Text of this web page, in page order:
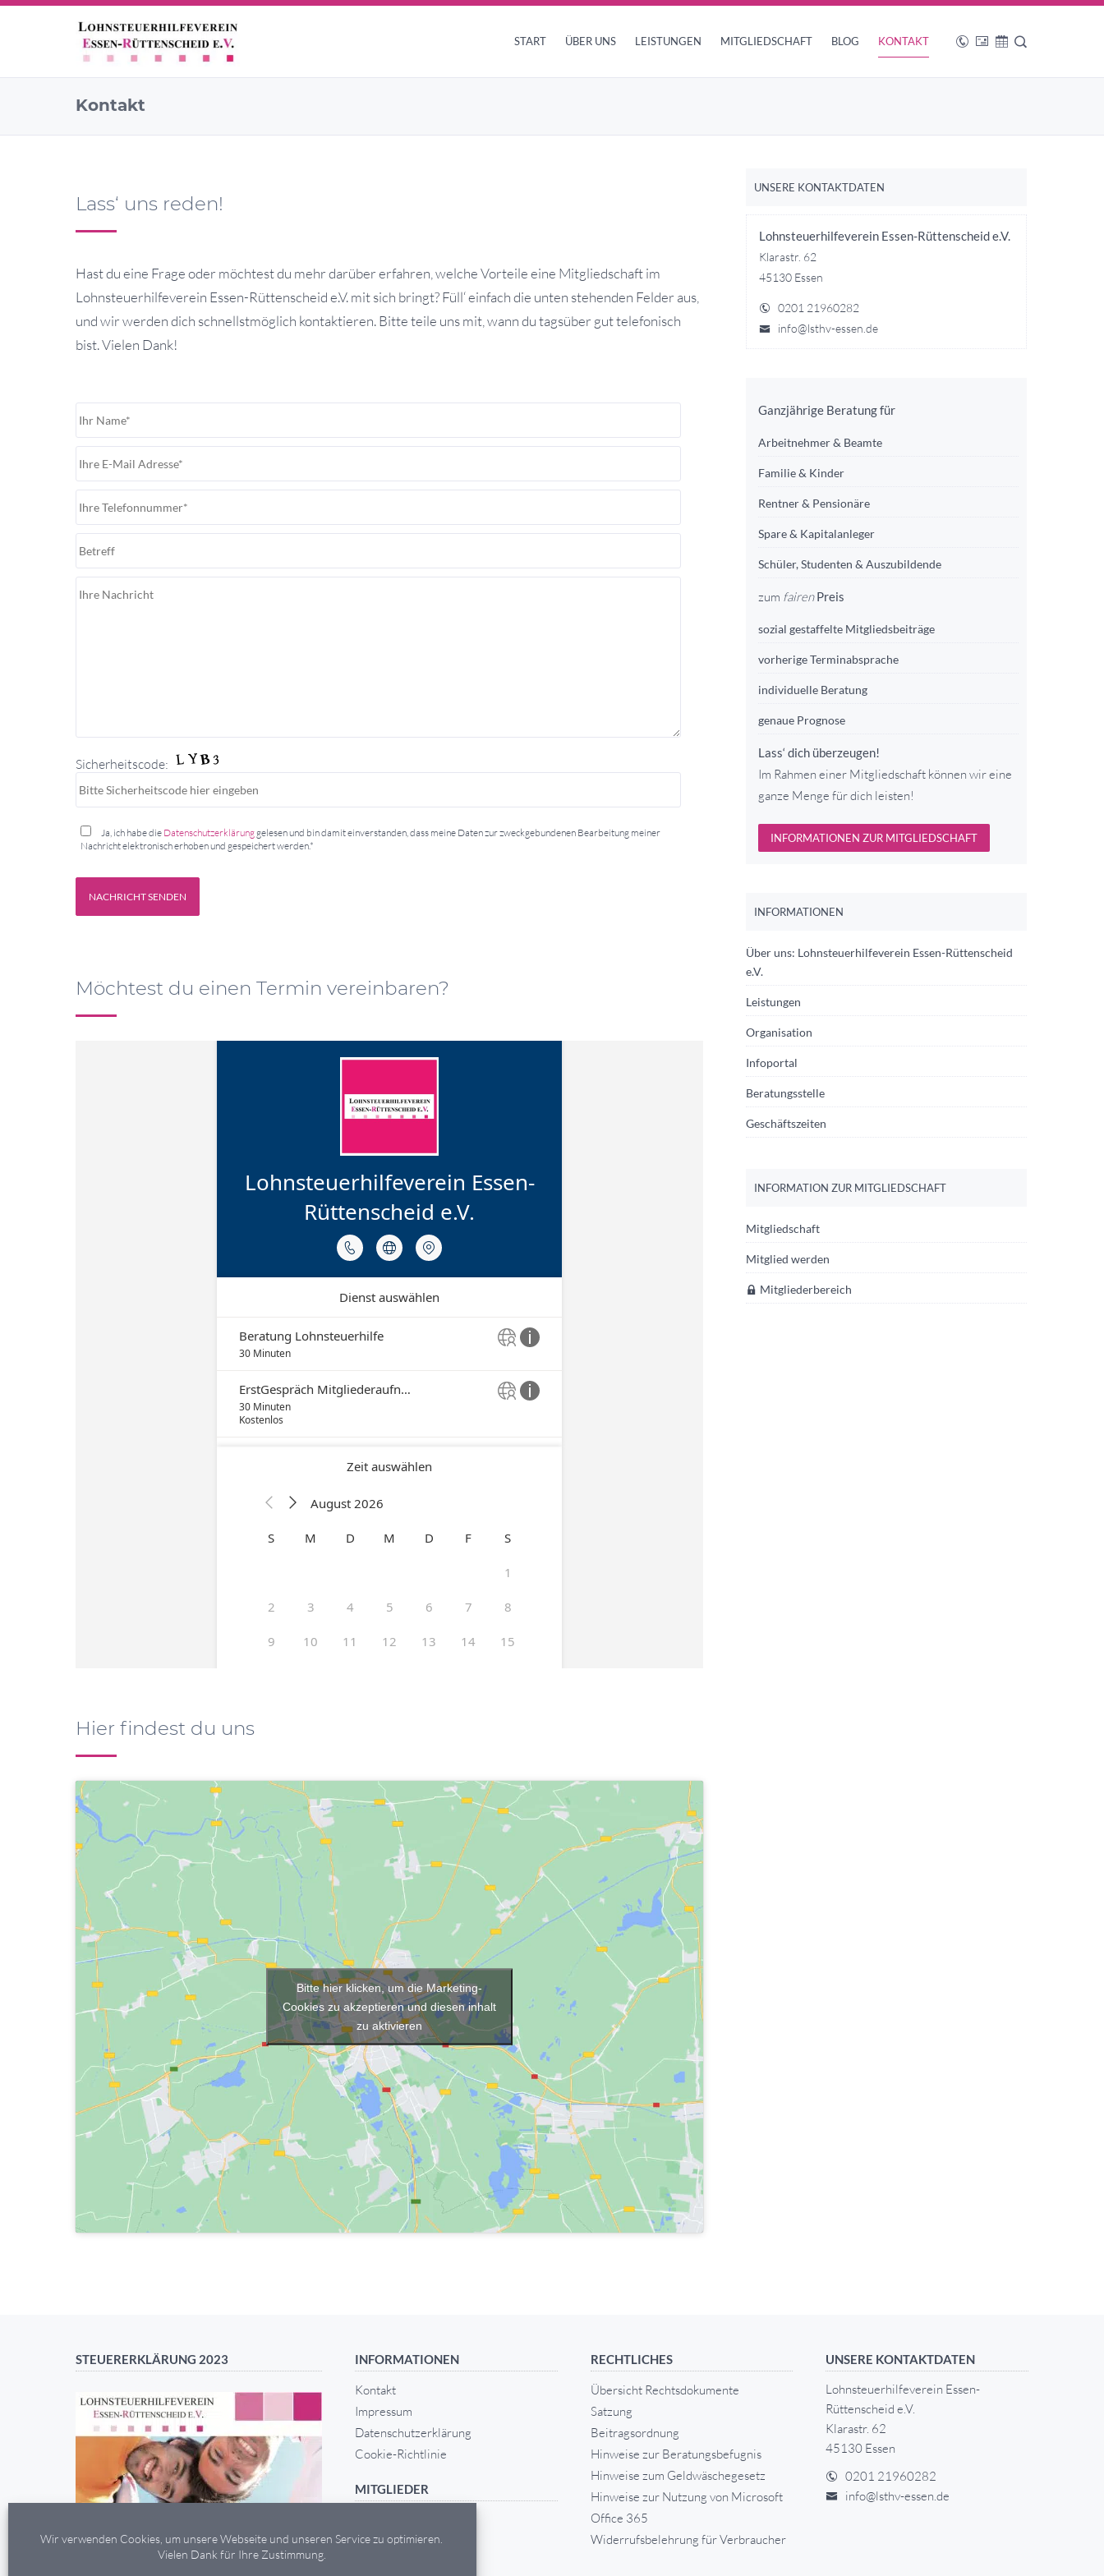
Wir verwenden Cookies, um unsere Webseite und unseren Service zu optimieren.
Vielen Dank für Ihre Zustimmung.
START ÜBER UNS LEISTUNGEN MITGLIEDSCHAFT BLOG KONTAKT
Kontakt
Lass‘ uns reden!
Hast du eine Frage oder möchtest du mehr darüber erfahren, welche Vorteile eine Mitgliedschaft im
Lohnsteuerhilfeverein Essen-Rüttenscheid e.V. mit sich bringt? Füll‘ einfach die unten stehenden Felder aus,
und wir werden dich schnellstmöglich kontaktieren. Bitte teile uns mit, wann du tagsüber gut telefonisch
bist. Vielen Dank!
Sicherheitscode:
Ja, ich habe die Datenschutzerklärung gelesen und bin damit einverstanden, dass meine Daten zur zweckgebundenen Bearbeitung meiner
Nachricht elektronisch erhoben und gespeichert werden.*
Möchtest du einen Termin vereinbaren?
Hier findest du uns
Bitte hier klicken, um die Marketing-
Cookies zu akzeptieren und diesen inhalt
zu aktivieren
UNSERE KONTAKTDATEN
Lohnsteuerhilfeverein Essen-Rüttenscheid e.V.
Klarastr. 62
45130 Essen
0201 21960282
info@lsthv-essen.de
Ganzjährige Beratung für
Arbeitnehmer & Beamte
Familie & Kinder
Rentner & Pensionäre
Spare & Kapitalanleger
Schüler, Studenten & Auszubildende
zum fairen Preis
sozial gestaffelte Mitgliedsbeiträge
vorherige Terminabsprache
individuelle Beratung
genaue Prognose
Lass‘ dich überzeugen!
Im Rahmen einer Mitgliedschaft können wir eine
ganze Menge für dich leisten!
INFORMATIONEN ZUR MITGLIEDSCHAFT
INFORMATIONEN
Über uns: Lohnsteuerhilfeverein Essen-Rüttenscheid
e.V.
Leistungen
Organisation
Infoportal
Beratungsstelle
Geschäftszeiten
INFORMATION ZUR MITGLIEDSCHAFT
Mitgliedschaft
Mitglied werden
Mitgliederbereich
STEUERERKLÄRUNG 2023 INFORMATIONEN
Kontakt
Impressum
Datenschutzerklärung
Cookie-Richtlinie
MITGLIEDER
Mitglied werden
RECHTLICHES
Übersicht Rechtsdokumente
Satzung
Beitragsordnung
Hinweise zur Beratungsbefugnis
Hinweise zum Geldwäschegesetz
Hinweise zur Nutzung von Microsoft
Office 365
Widerrufsbelehrung für Verbraucher
UNSERE KONTAKTDATEN
Lohnsteuerhilfeverein Essen-
Rüttenscheid e.V.
Klarastr. 62
45130 Essen
0201 21960282
info@lsthv-essen.de